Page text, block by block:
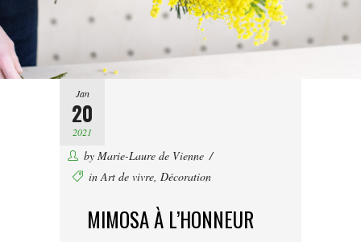
Jan
20
2021
by Marie-Laure de Vienne
inArt de vivre, Décoration
MIMOSA À L’HONNEUR